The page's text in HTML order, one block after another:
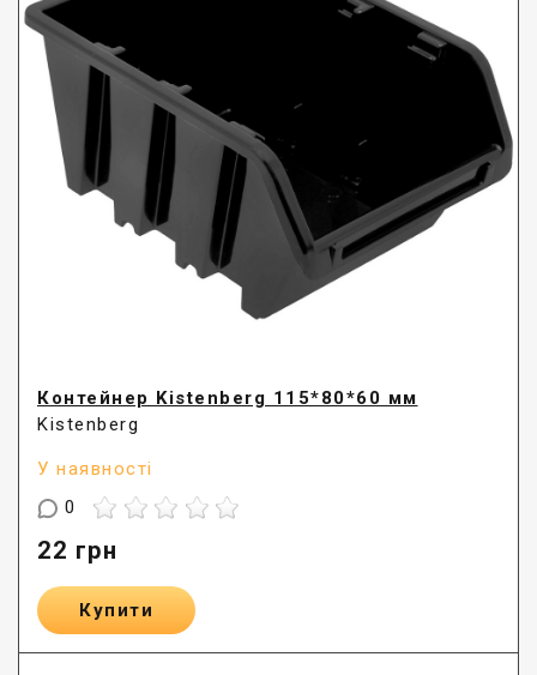
Контейнер Kistenberg 115*80*60 мм
Kistenberg
У наявності
0
22 грн
Купити